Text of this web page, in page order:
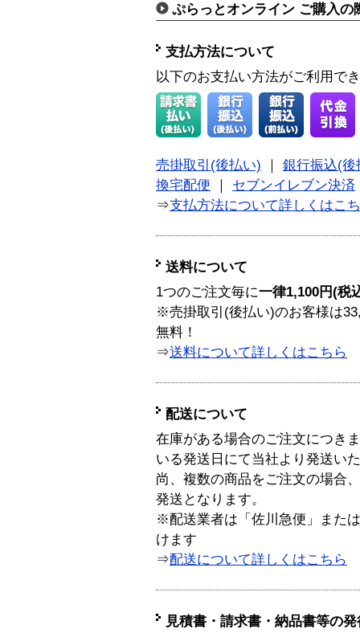
ぷらっとオンライン ご購入の
支払方法について
以下のお支払い方法がご利用で
売掛取引(後払い) ｜ 銀行振込(後
換宅配便 ｜ セブンイレブン決済
⇒支払方法について詳しくはこ
送料について
1つのご注文毎に一律1,100円(税
※売掛取引(後払い)のお客様は
無料！
⇒送料について詳しくはこちら
配送について
在庫がある場合のご注文につき
いる発送日にて当社より発送い
尚、複数の商品をご注文の場合
発送となります。
※配送業者は「佐川急便」また
けます
⇒配送について詳しくはこちら
見積書・請求書・納品書等の